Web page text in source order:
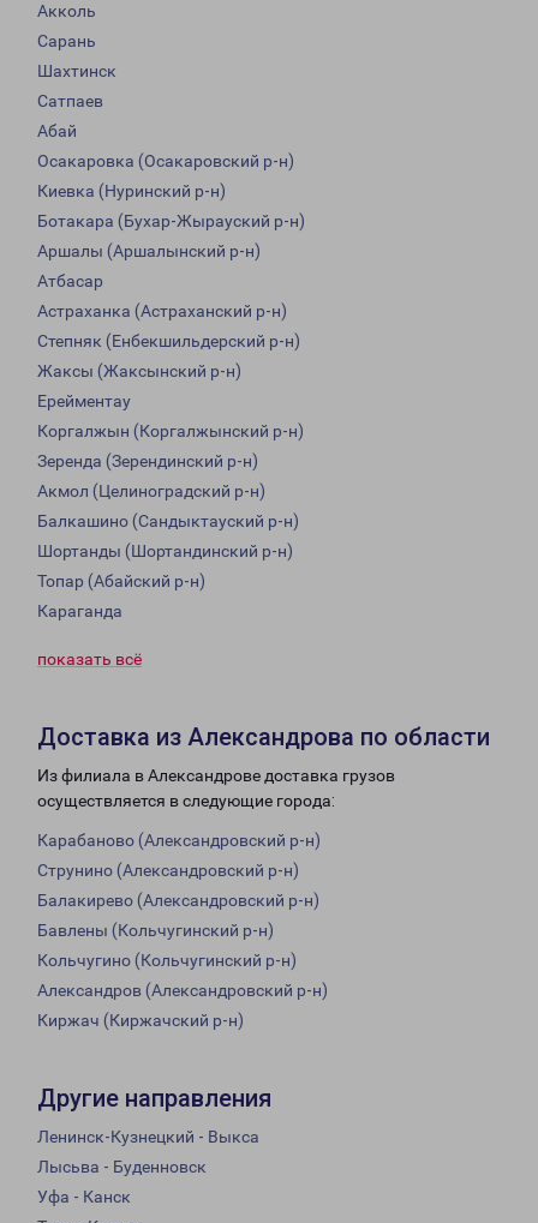
Акколь
Сарань
Шахтинск
Сатпаев
Абай
Осакаровка (Осакаровский р-н)
Киевка (Нуринский р-н)
Ботакара (Бухар-Жырауский р-н)
Аршалы (Аршалынский р-н)
Атбасар
Астраханка (Астраханский р-н)
Степняк (Енбекшильдерский р-н)
Жаксы (Жаксынский р-н)
Ерейментау
Коргалжын (Коргалжынский р-н)
Зеренда (Зерендинский р-н)
Акмол (Целиноградский р-н)
Балкашино (Сандыктауский р-н)
Шортанды (Шортандинский р-н)
Топар (Абайский р-н)
Караганда
показать всё
Доставка из Александрова по области
Из филиала в Александрове доставка грузов
осуществляется в следующие города:
Карабаново (Александровский р-н)
Струнино (Александровский р-н)
Балакирево (Александровский р-н)
Бавлены (Кольчугинский р-н)
Кольчугино (Кольчугинский р-н)
Александров (Александровский р-н)
Киржач (Киржачский р-н)
Другие направления
Ленинск-Кузнецкий - Выкса
Лысьва - Буденновск
Уфа - Канск